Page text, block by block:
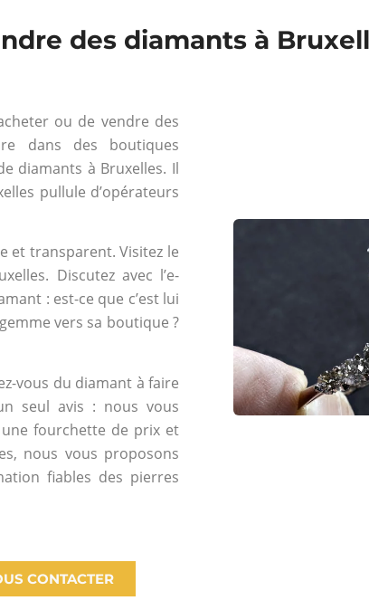
des diamants à
ou de vendre des
dans des boutiques
diamants à Bruxelles. Il
pullule d’opérateurs
et transparent. Visitez le
Discutez avec l’e-
: est-ce que c’est lui
vers sa boutique ?
vous du diamant à faire
seul avis : nous vous
fourchette de prix et
nous vous proposons
fiables des pierres
CONTACTER